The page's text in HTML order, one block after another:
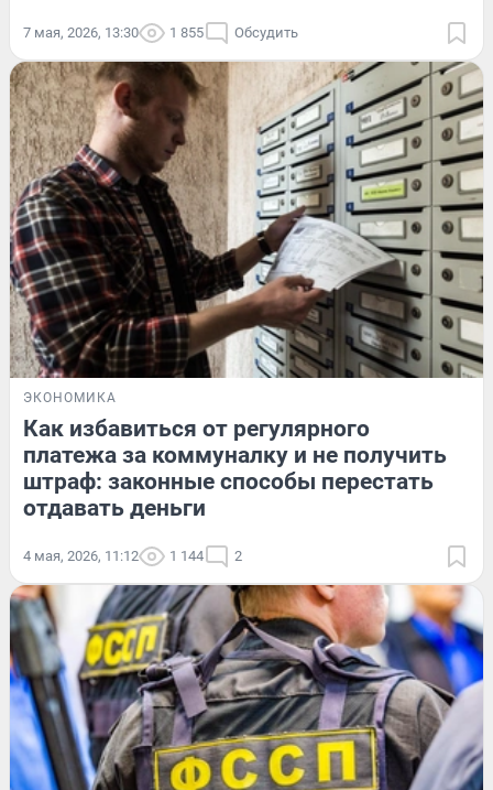
7 мая, 2026, 13:30 1 855 Обсудить
ЭКОНОМИКА
Как избавиться от регулярного
платежа за коммуналку и не получить
штраф: законные способы перестать
отдавать деньги
4 мая, 2026, 11:12 1 144 2